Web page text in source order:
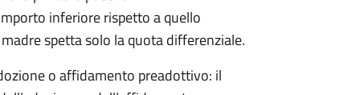
inferiore rispetto a quello
spetta solo la quota differenziale.
o affidamento preadottivo: il